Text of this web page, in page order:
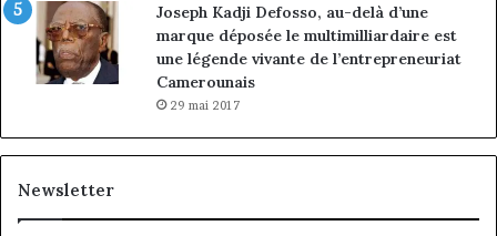
Joseph Kadji Defosso, au-delà d’une
marque déposée le multimilliardaire est
une légende vivante de l’entrepreneuriat
Camerounais
29 mai 2017
Newsletter